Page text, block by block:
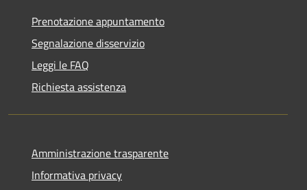
Prenotazione appuntamento
Segnalazione disservizio
Leggi le FAQ
Richiesta assistenza
Amministrazione trasparente
Informativa privacy